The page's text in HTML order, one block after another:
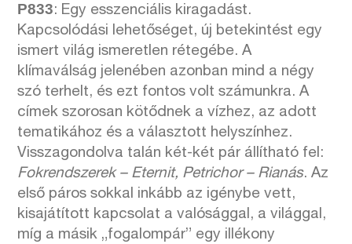
P833: Egy esszenciális kiragadást.
Kapcsolódási lehetőséget, új betekintést egy
ismert világ ismeretlen rétegébe. A
klímaválság jelenében azonban mind a négy
szó terhelt, és ezt fontos volt számunkra. A
címek szorosan kötődnek a vízhez, az adott
tematikához és a választott helyszínhez.
Visszagondolva talán két-két pár állítható fel:
Fokrendszerek – Eternit, Petrichor – Rianás. Az
első páros sokkal inkább az igénybe vett,
kisajátított kapcsolat a valósággal, a világgal,
míg a másik „fogalompár” egy illékony